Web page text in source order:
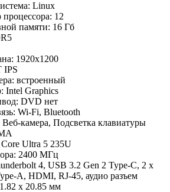
Linux
процессора: 12
памяти: 16 Гб
1920x1200
IPS
встроенный
Intel Graphics
DVD нет
Wi-Fi, Bluetooth
Веб-камера, Подсветка клавиатуры
Ultra 5 235U
2400 МГц
4, USB 3.2 Gen 2 Type-C, 2 x
А, HDMI, RJ-45, аудио разъем
x 20.85 мм